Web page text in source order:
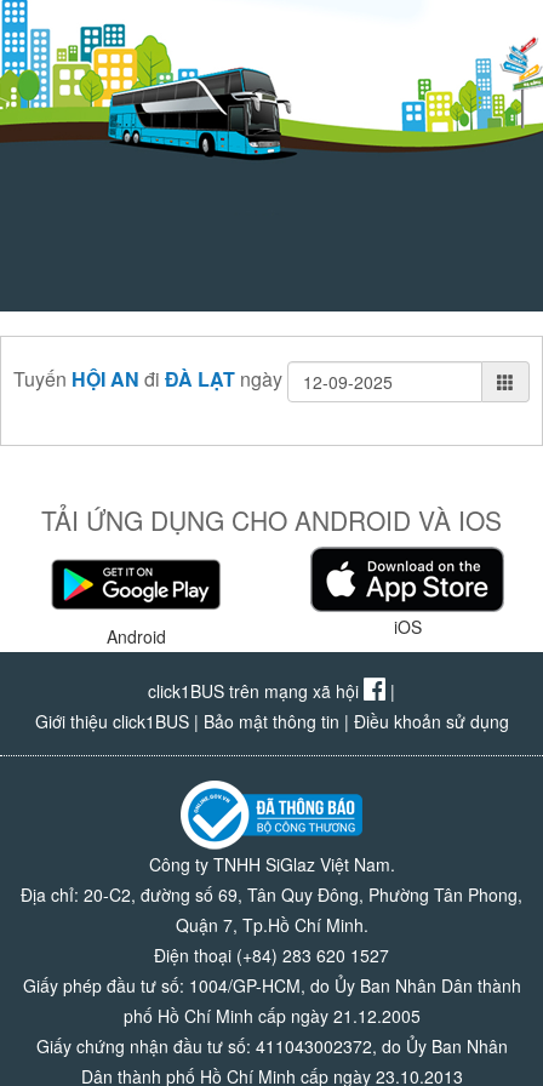
Tuyến HỘI AN đi ĐÀ LẠT ngày
TẢI ỨNG DỤNG CHO ANDROID VÀ IOS
Android iOS
click1BUS trên mạng xã hội
|
Giới thiệu click1BUS| Bảo mật thông tin | Điều khoản sử dụng
Công ty TNHH SiGlaz Việt Nam.
Địa chỉ: 20-C2, đường số 69, Tân Quy Đông, Phường Tân Phong,
Quận 7, Tp.Hồ Chí Minh.
Điện thoại (+84) 283 620 1527
Giấy phép đầu tư số: 1004/GP-HCM, do Ủy Ban Nhân Dân thành
phố Hồ Chí Minh cấp ngày 21.12.2005
Giấy chứng nhận đầu tư số: 411043002372, do Ủy Ban Nhân
Dân thành phố Hồ Chí Minh cấp ngày 23.10.2013